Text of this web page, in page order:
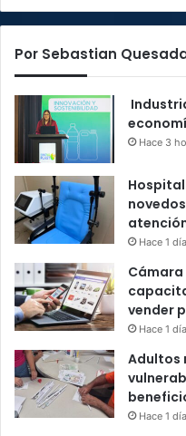
Por Sebastian
Hace 3
Hace 1 día
Cámara
vender
Hace 1 día
Adultos
Hace 1 día